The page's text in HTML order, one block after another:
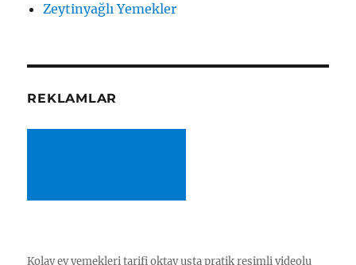
Zeytinyağlı Yemekler
REKLAMLAR
Kolay ev yemekleri tarifi oktay usta pratik resimli videolu